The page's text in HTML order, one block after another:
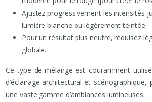
Ajustez progressivement les intensités
lumière blanche ou légèrement teintée.
Pour un résultat plus neutre, réduisez
globale.
Ce type de mélange est couramment
d’éclairage architectural et
une vaste gamme d’ambiances lumineuses.